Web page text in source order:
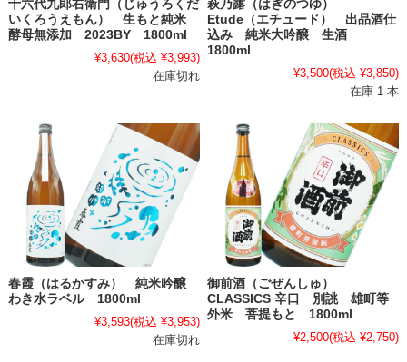
十六代九郎右衛門（じゅうろくだ
いくろうえもん） 生もと純米
酵母無添加 2023BY 1800ml
¥3,630(税込 ¥3,993)
在庫切れ
萩乃露（はぎのつゆ）
Etude（エチュード） 出品酒仕
込み 純米大吟醸 生酒
1800ml
¥3,500(税込 ¥3,850)
在庫 1 本
春霞（はるかすみ） 純米吟醸
わき水ラベル 1800ml
¥3,593(税込 ¥3,953)
在庫切れ
御前酒（ごぜんしゅ）
CLASSICS 辛口 別誂 雄町等
外米 菩提もと 1800ml
¥2,500(税込 ¥2,750)